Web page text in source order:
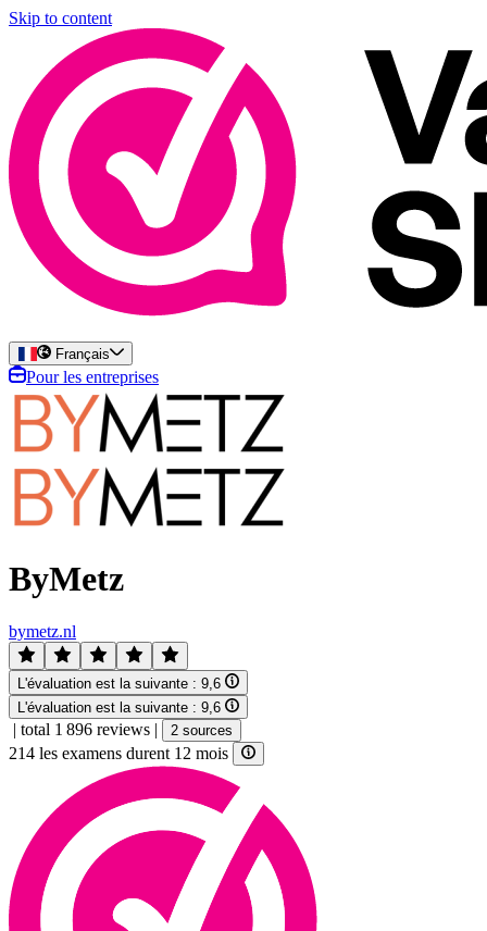
Skip to content
Français
Pour les entreprises
ByMetz
bymetz.nl
L'évaluation est la suivante : 9,6
L'évaluation est la suivante : 9,6
| total 1 896 reviews | 2 sources
214 les examens durent 12 mois